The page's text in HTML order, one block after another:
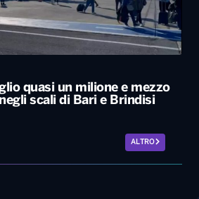
quasi un milione e mezzo
scali di Bari e Brindisi
ALTRO